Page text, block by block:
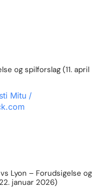
og spilforslag (11. april
Lyon – Forudsigelse og
januar 2026)